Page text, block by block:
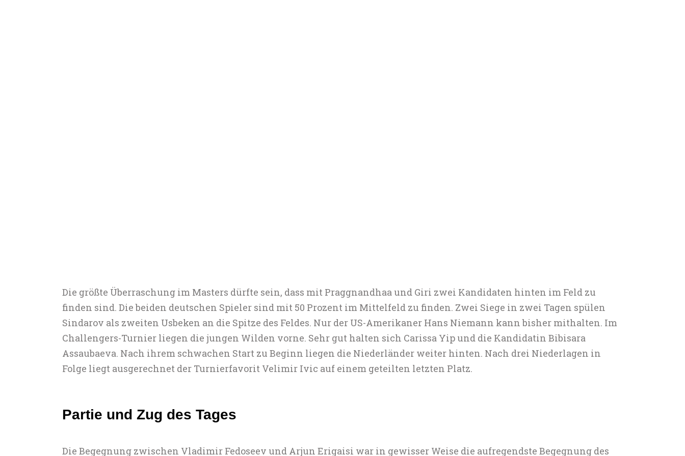
Die größte Überraschung im Masters dürfte sein, dass mit Praggnandhaa und Giri zwei Kandidaten hinten im Feld zu
finden sind. Die beiden deutschen Spieler sind mit 50 Prozent im Mittelfeld zu finden. Zwei Siege in zwei Tagen spülen
Sindarov als zweiten Usbeken an die Spitze des Feldes. Nur der US-Amerikaner Hans Niemann kann bisher mithalten. Im
Challengers-Turnier liegen die jungen Wilden vorne. Sehr gut halten sich Carissa Yip und die Kandidatin Bibisara
Assaubaeva. Nach ihrem schwachen Start zu Beginn liegen die Niederländer weiter hinten. Nach drei Niederlagen in
Folge liegt ausgerechnet der Turnierfavorit Velimir Ivic auf einem geteilten letzten Platz.
Partie und Zug des Tages
Die Begegnung zwischen Vladimir Fedoseev und Arjun Erigaisi war in gewisser Weise die aufregendste Begegnung des